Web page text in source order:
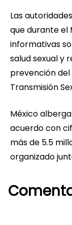
Las
que durante el
informativas
salud sexual y
prevención del
Transmisión
México
acuerdo con
más de 5.5
organizado